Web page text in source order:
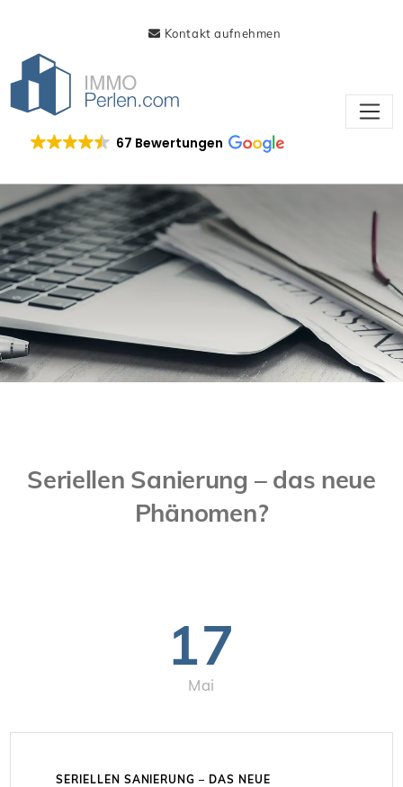
Kontakt aufnehmen
67 Bewertungen
Seriellen Sanierung – das neue
Phänomen?
17
Mai
SERIELLEN SANIERUNG – DAS NEUE